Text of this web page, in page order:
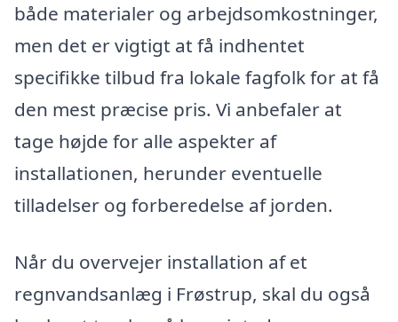
både materialer og arbejdsomkostninger,
men det er vigtigt at få indhentet
specifikke tilbud fra lokale fagfolk for at få
den mest præcise pris. Vi anbefaler at
tage højde for alle aspekter af
installationen, herunder eventuelle
tilladelser og forberedelse af jorden.
Når du overvejer installation af et
regnvandsanlæg i Frøstrup, skal du også